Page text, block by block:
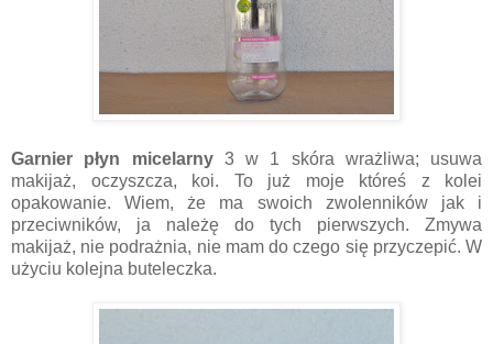
Garnier płyn micelarny3 w 1 skóra wrażliwa; usuwa
makijaż, oczyszcza, koi. To już moje któreś z kolei
opakowanie. Wiem, że ma swoich zwolenników jak i
przeciwników, ja należę do tych pierwszych. Zmywa
makijaż, nie podrażnia, nie mam do czego się przyczepić. W
użyciu kolejna buteleczka.